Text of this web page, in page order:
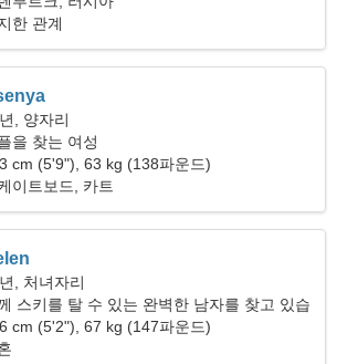
한 관계
, 양자리
을 찾는 여성
cm (5'9"), 63 kg (138파운드)
이트보드, 카트
, 처녀자리
스키를 탈 수 있는 완벽한 남자를 찾고 있습
cm (5'2"), 67 kg (147파운드)